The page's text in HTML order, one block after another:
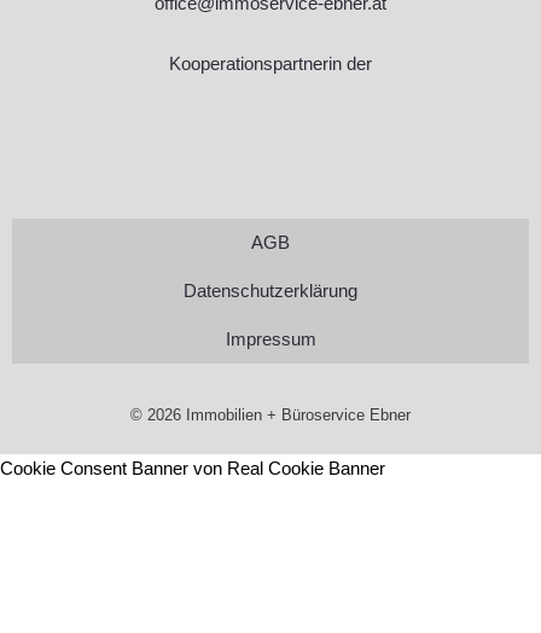
Kooperationspartnerin der
AGB
Datenschutzerklärung
Impressum
© 2026 Immobilien + Büroservice Ebner
Cookie Consent Banner von Real Cookie Banner